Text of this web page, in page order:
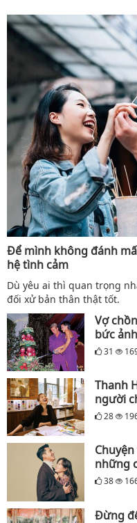
Để mình không đánh
hệ tình cảm
Dù yêu ai thì quan trọng
đối xử bản thân thật tốt.
Vợ
bức
31
Thanh
người
28
những
38
Đừng